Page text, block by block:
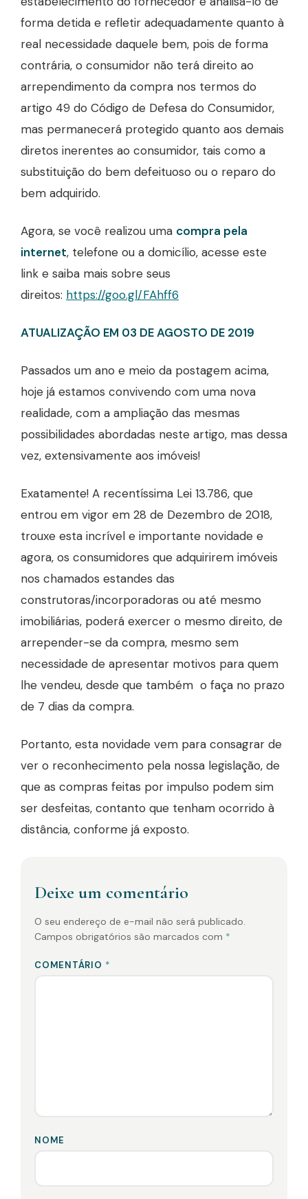
forma detida e refletir adequadamente quanto à
real necessidade daquele bem, pois de forma
contrária, o consumidor não terá direito ao
arrependimento da compra nos termos do
artigo 49 do Código de Defesa do Consumidor,
mas permanecerá protegido quanto aos demais
diretos inerentes ao consumidor, tais como a
substituição do bem defeituoso ou o reparo do
bem adquirido.
Agora, se você realizou uma compra pela
internet, telefone ou a domicílio, acesse este
link e saiba mais sobre seus
direitos: https://goo.gl/FAhff6
ATUALIZAÇÃO EM 03 DE AGOSTO DE 2019
Passados um ano e meio da postagem acima,
hoje já estamos convivendo com uma nova
realidade, com a ampliação das mesmas
possibilidades abordadas neste artigo, mas dessa
vez, extensivamente aos imóveis!
Exatamente! A recentíssima Lei 13.786, que
entrou em vigor em 28 de Dezembro de 2018,
trouxe esta incrível e importante novidade e
agora, os consumidores que adquirirem imóveis
nos chamados estandes das
construtoras/incorporadoras ou até mesmo
imobiliárias, poderá exercer o mesmo direito, de
arrepender-se da compra, mesmo sem
necessidade de apresentar motivos para quem
lhe vendeu, desde que também o faça no prazo
de 7 dias da compra.
Portanto, esta novidade vem para consagrar de
ver o reconhecimento pela nossa legislação, de
que as compras feitas por impulso podem sim
ser desfeitas, contanto que tenham ocorrido à
distância, conforme já exposto.
Deixe um comentário
O seu endereço de e-mail não será publicado.
Campos obrigatórios são marcados com *
COMENTÁRIO *
NOME